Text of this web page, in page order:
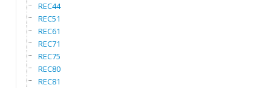
REC44
REC51
REC61
REC71
REC75
REC80
REC81